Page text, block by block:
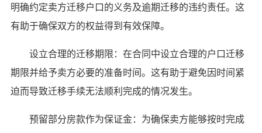
明确约定卖方迁移户口的义务及逾期迁移的违约责任。这
有助于确保双方的权益得到有效保障。
设立合理的迁移期限：在合同中设立合理的户口迁移
期限并给予卖方必要的准备时间。这有助于避免因时间紧
迫而导致迁移手续无法顺利完成的情况发生。
预留部分房款作为保证金：为确保卖方能够按时完成